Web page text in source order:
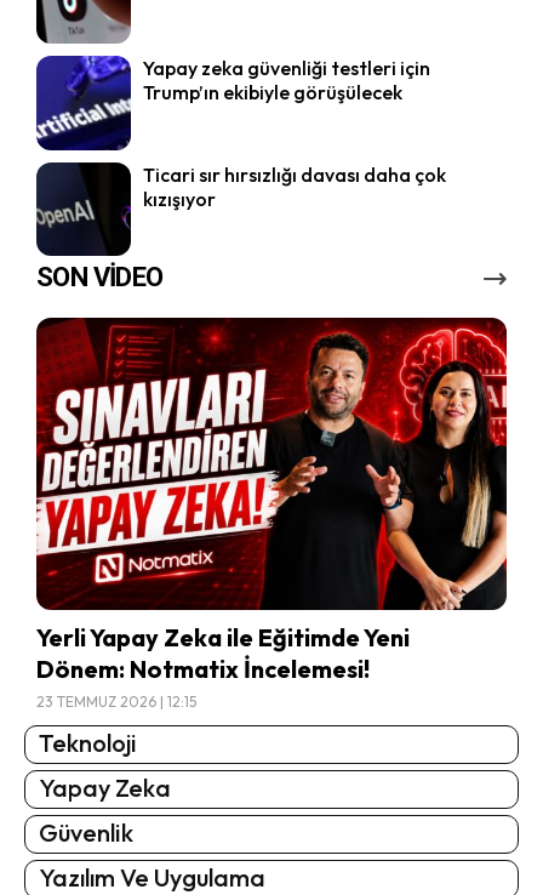
Yapay zeka güvenliği testleri için
Trump’ın ekibiyle görüşülecek
Ticari sır hırsızlığı davası daha çok
kızışıyor
SON VİDEO
Yerli Yapay Zeka ile Eğitimde Yeni
Dönem: Notmatix İncelemesi!
23 TEMMUZ 2026 | 12:15
Teknoloji
Yapay Zeka
Güvenlik
Yazılım Ve Uygulama